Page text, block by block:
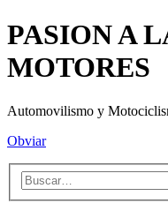
PASION A
MOTORES
Automovilismo y
Obviar